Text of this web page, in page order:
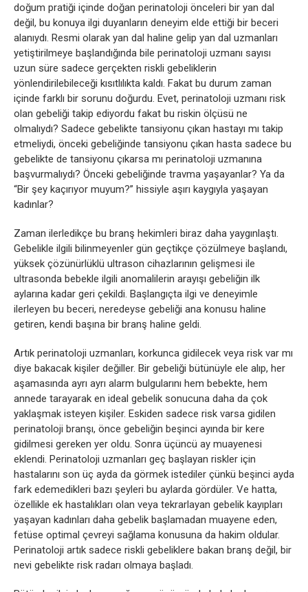
doğum pratiği içinde doğan perinatoloji önceleri bir yan dal
değil, bu konuya ilgi duyanların deneyim elde ettiği bir beceri
alanıydı. Resmi olarak yan dal haline gelip yan dal uzmanları
yetiştirilmeye başlandığında bile perinatoloji uzmanı sayısı
uzun süre sadece gerçekten riskli gebeliklerin
yönlendirilebileceği kısıtlılıkta kaldı. Fakat bu durum zaman
içinde farklı bir sorunu doğurdu. Evet, perinatoloji uzmanı risk
olan gebeliği takip ediyordu fakat bu riskin ölçüsü ne
olmalıydı? Sadece gebelikte tansiyonu çıkan hastayı mı takip
etmeliydi, önceki gebeliğinde tansiyonu çıkan hasta sadece bu
gebelikte de tansiyonu çıkarsa mı perinatoloji uzmanına
başvurmalıydı? Önceki gebeliğinde travma yaşayanlar? Ya da
“Bir şey kaçırıyor muyum?” hissiyle aşırı kaygıyla yaşayan
kadınlar?
Zaman ilerledikçe bu branş hekimleri biraz daha yaygınlaştı.
Gebelikle ilgili bilinmeyenler gün geçtikçe çözülmeye başlandı,
yüksek çözünürlüklü ultrason cihazlarının gelişmesi ile
ultrasonda bebekle ilgili anomalilerin arayışı gebeliğin ilk
aylarına kadar geri çekildi. Başlangıçta ilgi ve deneyimle
ilerleyen bu beceri, neredeyse gebeliği ana konusu haline
getiren, kendi başına bir branş haline geldi.
Artık perinatoloji uzmanları, korkunca gidilecek veya risk var mı
diye bakacak kişiler değiller. Bir gebeliği bütünüyle ele alıp, her
aşamasında ayrı ayrı alarm bulgularını hem bebekte, hem
annede tarayarak en ideal gebelik sonucuna daha da çok
yaklaşmak isteyen kişiler. Eskiden sadece risk varsa gidilen
perinatoloji branşı, önce gebeliğin beşinci ayında bir kere
gidilmesi gereken yer oldu. Sonra üçüncü ay muayenesi
eklendi. Perinatoloji uzmanları geç başlayan riskler için
hastalarını son üç ayda da görmek istediler çünkü beşinci ayda
fark edemedikleri bazı şeyleri bu aylarda gördüler. Ve hatta,
özellikle ek hastalıkları olan veya tekrarlayan gebelik kayıpları
yaşayan kadınları daha gebelik başlamadan muayene eden,
fetüse optimal çevreyi sağlama konusuna da hakim oldular.
Perinatoloji artık sadece riskli gebeliklere bakan branş değil, bir
nevi gebelikte risk radarı olmaya başladı.